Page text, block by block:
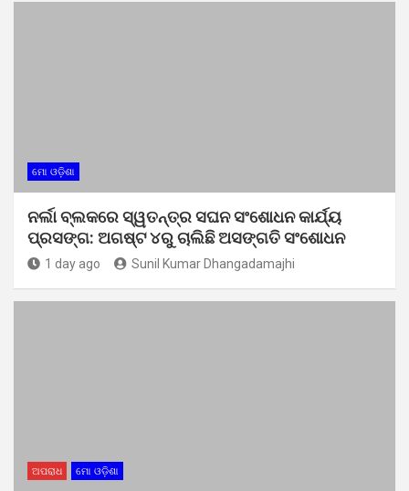
ମୋ ଓଡ଼ିଶା
ନର୍ଲା ବ୍ଲକରେ ସ୍ୱତନ୍ତ୍ର ସଘନ ସଂଶୋଧନ କାର୍ଯ୍ୟ
ପ୍ରସଙ୍ଗ: ଅଗଷ୍ଟ ୪ରୁ ଚାଲିଛି ଅସଙ୍ଗତି ସଂଶୋଧନ
1 day ago Sunil Kumar Dhangadamajhi
ଅପରାଧ ମୋ ଓଡ଼ିଶା